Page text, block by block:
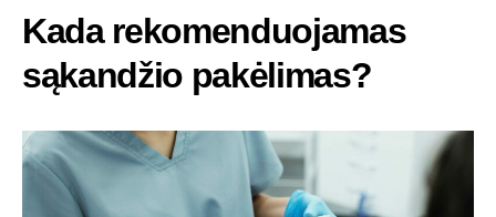
Kada rekomenduojamas
sąkandžio pakėlimas?